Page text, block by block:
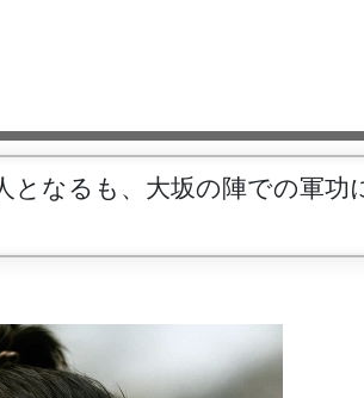
なるも、大坂の陣での軍